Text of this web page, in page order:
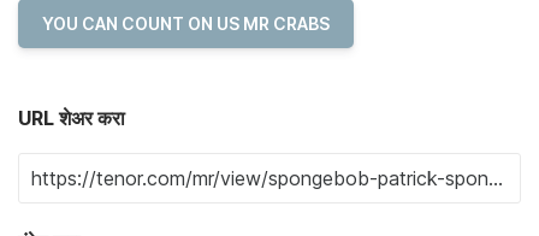
YOU CAN COUNT ON US MR CRABS
URL शेअर करा